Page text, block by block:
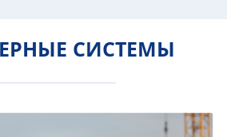
СИСТЕМЫ